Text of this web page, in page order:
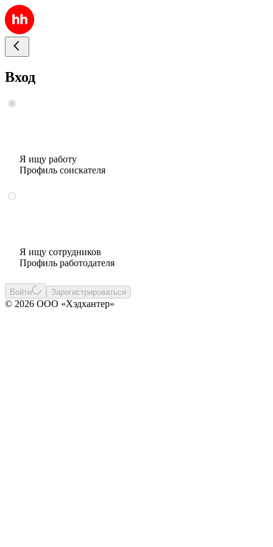
Вход
Я ищу работу
Профиль соискателя
Я ищу сотрудников
Профиль работодателя
Войти Зарегистрироваться
© 2026 ООО «Хэдхантер»